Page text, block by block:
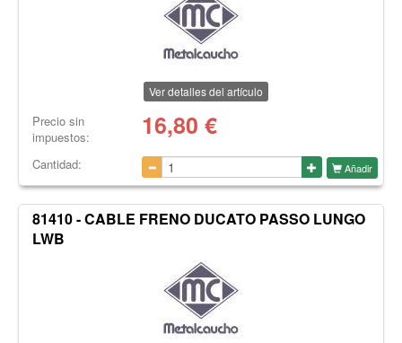
Ver detalles del artículo
Precio sin
impuestos:
16,80 €
Cantidad: Añadir
81410 - CABLE FRENO DUCATO PASSO LUNGO
LWB